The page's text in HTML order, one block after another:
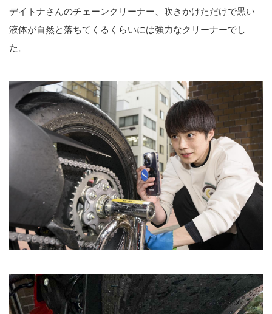
デイトナさんのチェーンクリーナー、吹きかけただけで黒い
液体が自然と落ちてくるくらいには強力なクリーナーでし
た。